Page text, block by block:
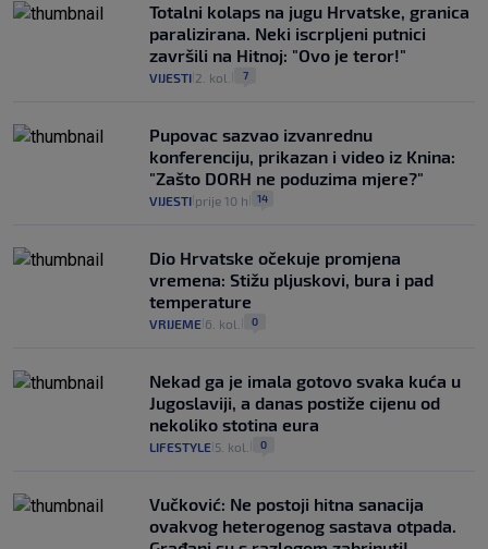
Totalni kolaps na jugu Hrvatske, granica
paralizirana. Neki iscrpljeni putnici
završili na Hitnoj: "Ovo je teror!"
VIJESTI 2. kol. 7
Pupovac sazvao izvanrednu
konferenciju, prikazan i video iz Knina:
"Zašto DORH ne poduzima mjere?"
VIJESTI prije 10 h 14
Dio Hrvatske očekuje promjena
vremena: Stižu pljuskovi, bura i pad
temperature
VRIJEME 6. kol. 0
Nekad ga je imala gotovo svaka kuća u
Jugoslaviji, a danas postiže cijenu od
nekoliko stotina eura
LIFESTYLE 5. kol. 0
Vučković: Ne postoji hitna sanacija
ovakvog heterogenog sastava otpada.